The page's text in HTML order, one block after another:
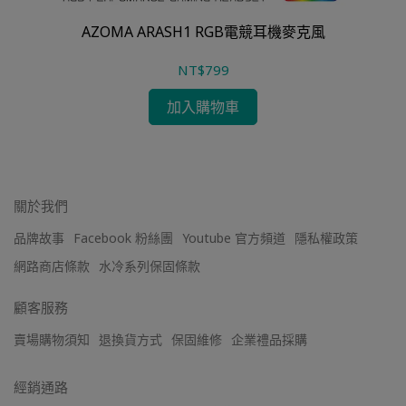
AZOMA ARASH1 RGB電競耳機麥克風
NT$799
加入購物車
關於我們
品牌故事 Facebook 粉絲團 Youtube 官方頻道
隱私權政策
網路商店條款
水冷系列保固條款
顧客服務
賣場購物須知 退換貨方式 保固維修 企業禮品採購
經銷通路